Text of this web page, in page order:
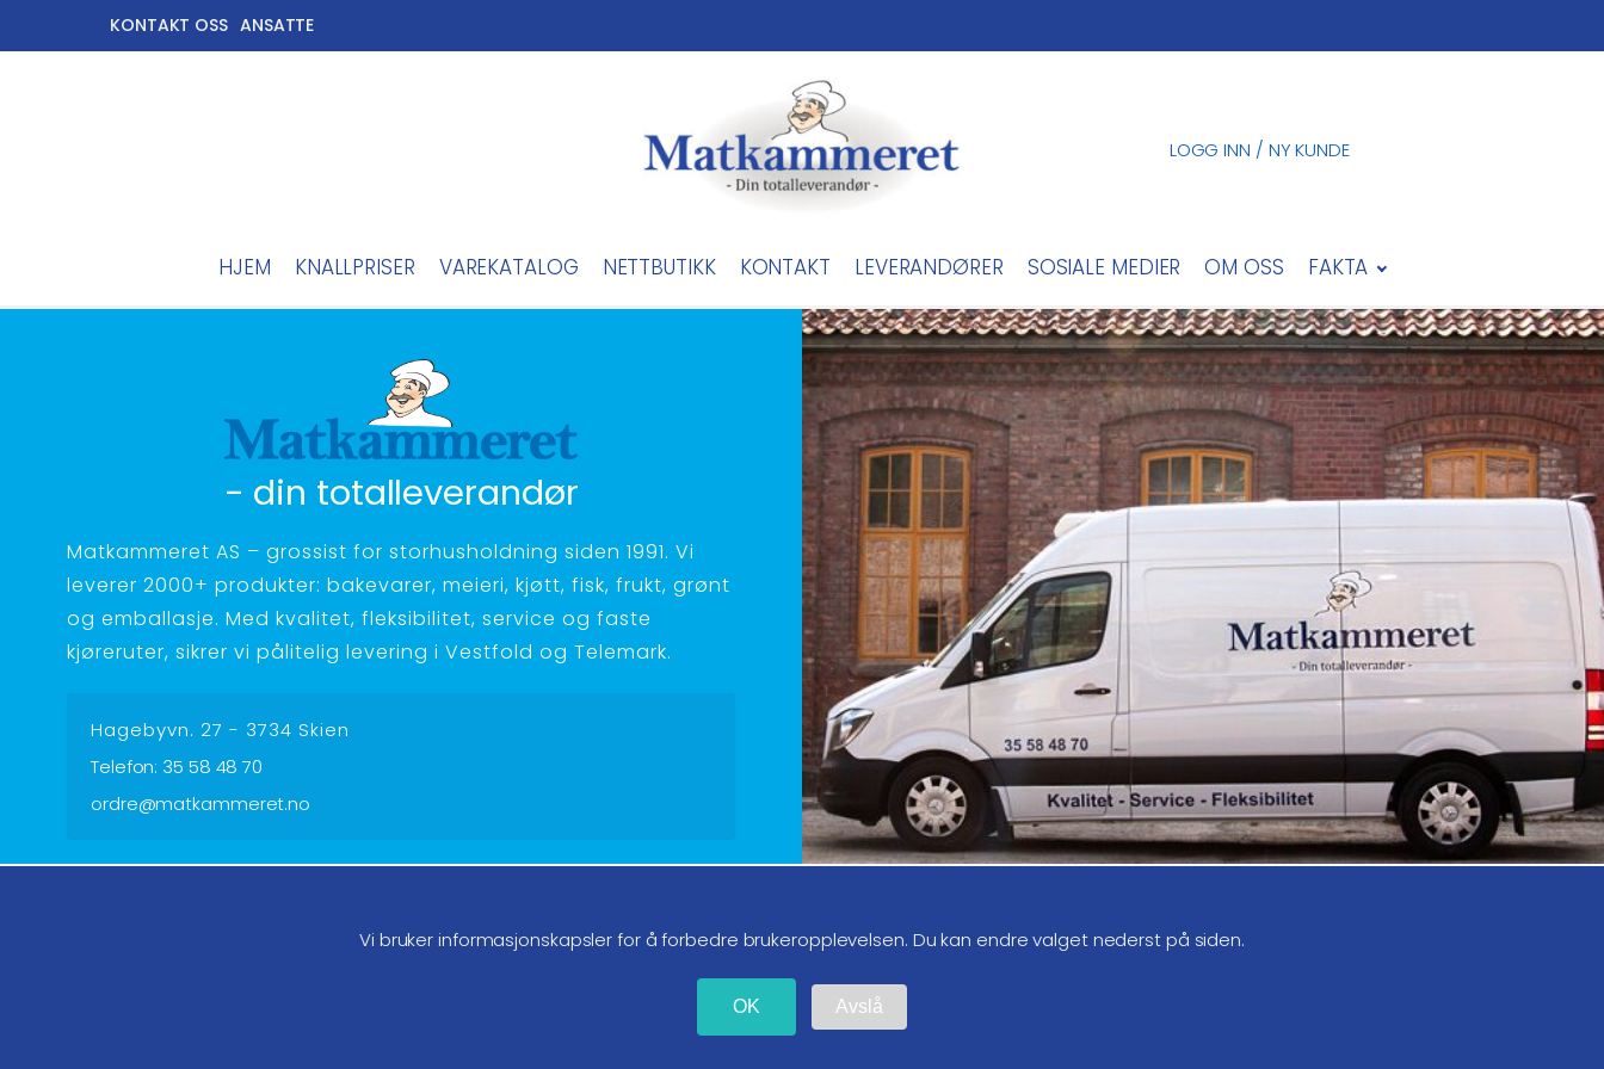
KONTAKT OSS ANSATTE
LOGG INN / NY KUNDE
HJEM KNALLPRISER VAREKATALOG NETTBUTIKK KONTAKT LEVERANDØRER SOSIALE MEDIER OM OSS FAKTA
- din totalleverandør
Matkammeret AS – grossist for storhusholdning siden 1991. Vi
leverer 2000+ produkter: bakevarer, meieri, kjøtt, fisk, frukt, grønt
og emballasje. Med kvalitet, fleksibilitet, service og faste
kjøreruter, sikrer vi pålitelig levering i Vestfold og Telemark.
Hagebyvn. 27 - 3734 Skien
Telefon: 35 58 48 70
ordre@matkammeret.no
Vi bruker informasjonskapsler for å forbedre brukeropplevelsen. Du kan endre valget nederst på siden.
OK Avslå